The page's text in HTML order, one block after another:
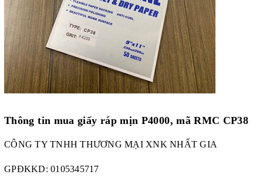
Thông tin muagiấy ráp mịn P4000, mã RMC CP38
CÔNG TY TNHH THƯƠNG MẠI XNK NHẤT GIA
GPĐKKD: 0105345717